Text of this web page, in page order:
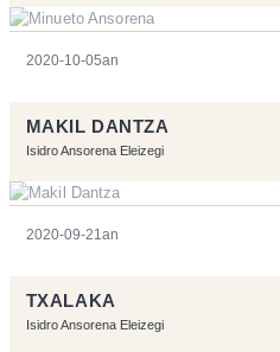
2020-10-05an
MAKIL DANTZA
Isidro Ansorena Eleizegi
2020-09-21an
TXALAKA
Isidro Ansorena Eleizegi